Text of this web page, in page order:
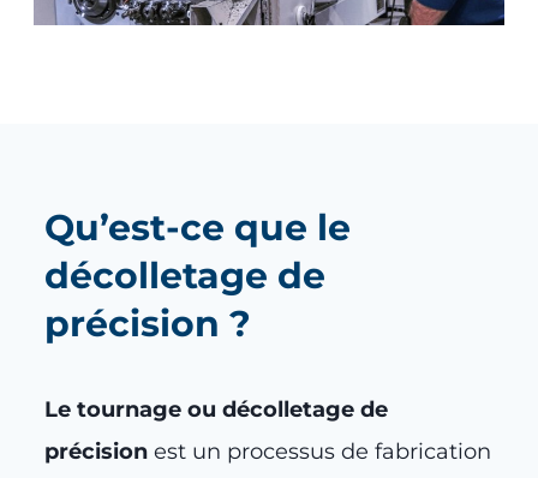
Qu’est-ce que le
décolletage de
précision ?
Le tournage ou décolletage de
précision est un processus de fabrication